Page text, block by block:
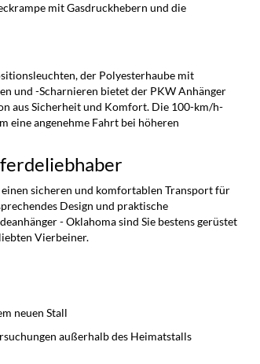
mit Gasdruckhebern und die
der Polyesterhaube mit
und -Scharnieren bietet der PKW Anhänger
aus Sicherheit und Komfort. Die 100-km/h-
eine angenehme Fahrt bei höheren
sicheren und komfortablen Transport für
Design und praktische
- Oklahoma sind Sie bestens gerüstet
Vierbeiner.
neuen Stall
außerhalb des Heimatstalls